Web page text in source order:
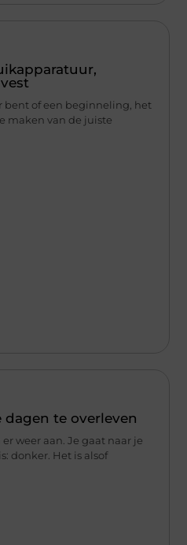
bent of een beginneling, het
maken van de juiste
te overleven
weer aan. Je gaat naar je
donker. Het is alsof